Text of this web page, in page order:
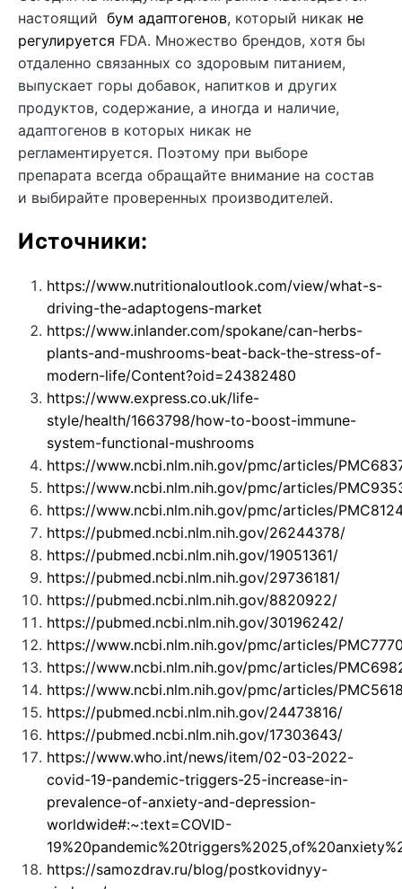
настоящий бум адаптогенов, который никак не
регулируется FDA. Множество брендов, хотя бы
отдаленно связанных со здоровым питанием,
выпускает горы добавок, напитков и других
продуктов, содержание, а иногда и наличие,
адаптогенов в которых никак не
регламентируется. Поэтому при выборе
препарата всегда обращайте внимание на состав
и выбирайте проверенных производителей.
Источники:
https://www.nutritionaloutlook.com/view/what-s-
driving-the-adaptogens-market
https://www.inlander.com/spokane/can-herbs-
plants-and-mushrooms-beat-back-the-stress-of-
modern-life/Content?oid=24382480
https://www.express.co.uk/life-
style/health/1663798/how-to-boost-immune-
system-functional-mushrooms
https://www.ncbi.nlm.nih.gov/pmc/articles/
https://www.ncbi.nlm.nih.gov/pmc/articles/
https://www.ncbi.nlm.nih.gov/pmc/articles/
https://pubmed.ncbi.nlm.nih.gov/26244378/
https://pubmed.ncbi.nlm.nih.gov/19051361/
https://pubmed.ncbi.nlm.nih.gov/29736181/
https://pubmed.ncbi.nlm.nih.gov/8820922/
https://pubmed.ncbi.nlm.nih.gov/30196242/
https://www.ncbi.nlm.nih.gov/pmc/articles/
https://www.ncbi.nlm.nih.gov/pmc/articles/
https://www.ncbi.nlm.nih.gov/pmc/articles/
https://pubmed.ncbi.nlm.nih.gov/24473816/
https://pubmed.ncbi.nlm.nih.gov/17303643/
https://www.who.int/news/item/02-03-2022-
covid-19-pandemic-triggers-25-increase-in-
prevalence-of-anxiety-and-depression-
worldwide#:~:text=COVID-
https://samozdrav.ru/blog/postkovidnyy-